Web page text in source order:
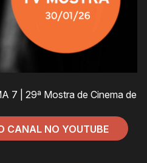
7 | 29ª Mostra de Cinema de
CANAL NO YOUTUBE